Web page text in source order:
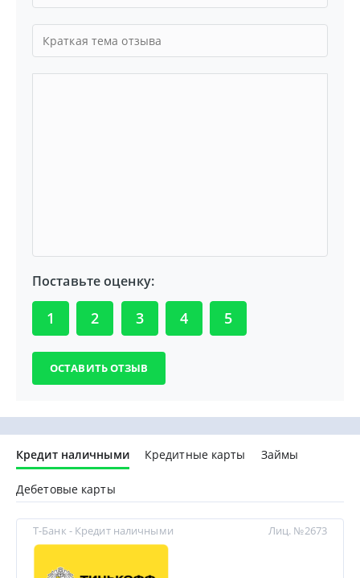
Поставьте оценку:
1 2 3 4 5
Кредит наличными Кредитные карты Займы
Дебетовые карты
Т-Банк - Кредит наличными Лиц. №2673